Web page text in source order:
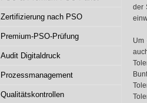
der
Um
Zertifizierung nach PSO
Premium-PSO-Prüfung
Audit Digitaldruck
Prozessmanagement
Qualitätskontrollen